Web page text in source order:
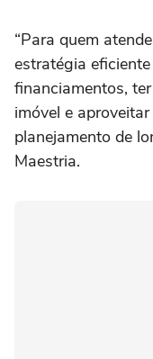
“Para quem
estratégia
financiamentos,
imóvel e
planejamento de
Maestria.